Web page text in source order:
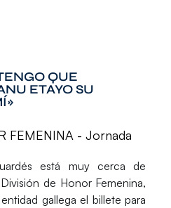
QUE
ETAYO SU
FEMENINA - Jornada
está muy cerca de
de Honor Femenina,
gallega el billete para